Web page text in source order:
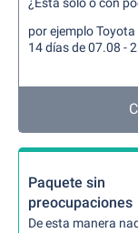
por ejemplo
14 días de 07.08 -
Paquete sin
preocupaciones
De esta manera